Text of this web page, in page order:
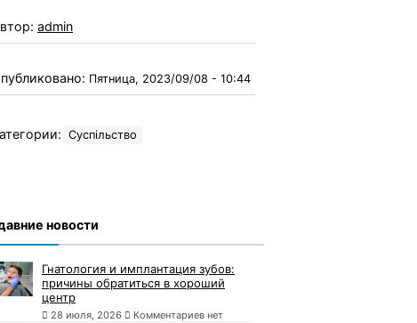
admin
Пятница, 2023/09/08 - 10:44
Суспільство
новости
Гнатология и имплантация зубов:
причины обратиться в хороший
центр
28 июля, 2026 Комментариев нет